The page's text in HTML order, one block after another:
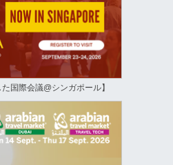
国際会議@シンガポール】